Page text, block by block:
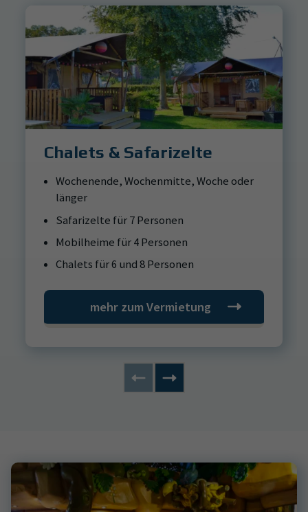
Chalets & Safarizelte
Wochenende, Wochenmitte, Woche oder
länger
Safarizelte für 7 Personen
Mobilheime für 4 Personen
Chalets für 6 und 8 Personen
mehr zum Vermietung